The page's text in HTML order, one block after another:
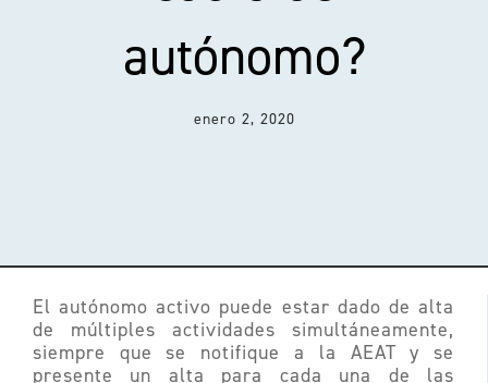
autónomo?
enero 2, 2020
El autónomo activo puede estar dado de alta
de múltiples actividades simultáneamente,
siempre que se notifique a la AEAT y se
presente un alta para cada una de las